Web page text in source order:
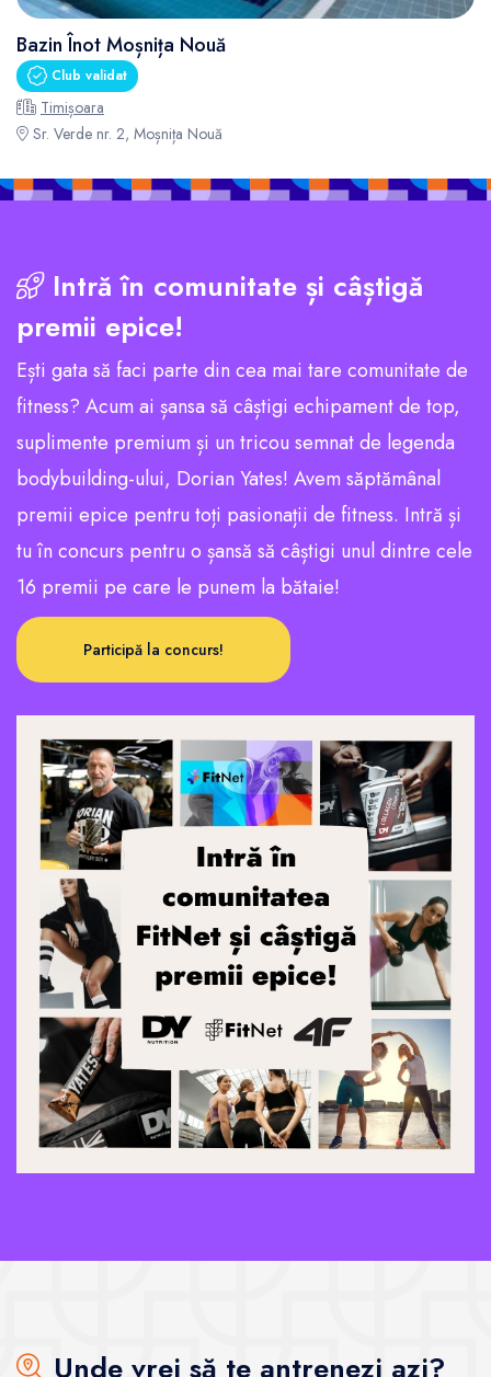
Bazin Înot Moșnița Nouă
Club validat
Timișoara
Sr. Verde nr. 2, Moșnița Nouă
Intră în comunitate și câștigă
premii epice!
Ești gata să faci parte din cea mai tare comunitate de
fitness? Acum ai șansa să câștigi echipament de top,
suplimente premium și un tricou semnat de legenda
bodybuilding-ului, Dorian Yates! Avem săptămânal
premii epice pentru toți pasionații de fitness. Intră și
tu în concurs pentru o șansă să câștigi unul dintre cele
16 premii pe care le punem la bătaie!
Participă la concurs!
Unde vrei să te antrenezi azi?